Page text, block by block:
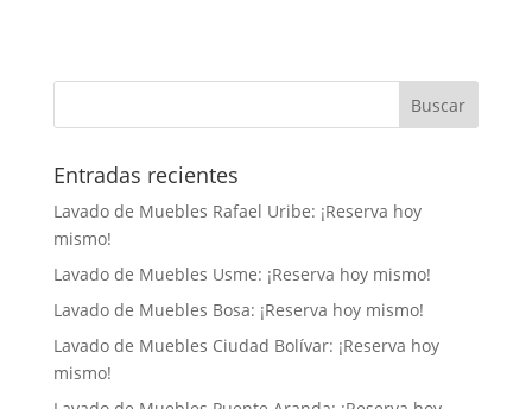
Entradas recientes
Lavado de Muebles Rafael Uribe: ¡Reserva hoy
mismo!
Lavado de Muebles Usme: ¡Reserva hoy mismo!
Lavado de Muebles Bosa: ¡Reserva hoy mismo!
Lavado de Muebles Ciudad Bolívar: ¡Reserva hoy
mismo!